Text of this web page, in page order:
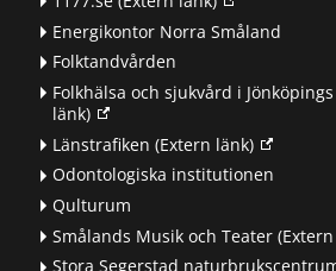
Energikontor Norra Småland
Folktandvården
Folkhälsa och sjukvård i
länk)
Länstrafiken (Extern länk)
Odontologiska institutionen
Qulturum
Smålands Musik och Teater(Extern
Stora Segerstad